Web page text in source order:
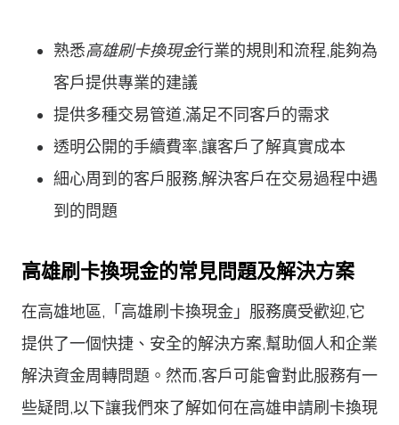
熟悉高雄刷卡換現金行業的規則和流程,能夠為
客戶提供專業的建議
提供多種交易管道,滿足不同客戶的需求
透明公開的手續費率,讓客戶了解真實成本
細心周到的客戶服務,解決客戶在交易過程中遇
到的問題
高雄刷卡換現金的常見問題及解決方案
在高雄地區,「高雄刷卡換現金」服務廣受歡迎,它
提供了一個快捷、安全的解決方案,幫助個人和企業
解決資金周轉問題。然而,客戶可能會對此服務有一
些疑問,以下讓我們來了解如何在高雄申請刷卡換現